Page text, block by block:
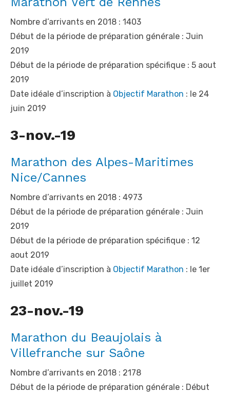
Nombre d’arrivants en 2018 : 1403
Début de la période de préparation générale : Juin
2019
Début de la période de préparation spécifique : 5 aout
2019
Date idéale d’inscription à Objectif Marathon : le 24
juin 2019
3-nov.-19
Marathon des Alpes-Maritimes
Nice/Cannes
Nombre d’arrivants en 2018 : 4973
Début de la période de préparation générale : Juin
2019
Début de la période de préparation spécifique : 12
aout 2019
Date idéale d’inscription à Objectif Marathon : le 1 er
juillet 2019
23-nov.-19
Marathon du Beaujolais à
Villefranche sur Saône
Nombre d’arrivants en 2018 : 2178
Début de la période de préparation générale : Début